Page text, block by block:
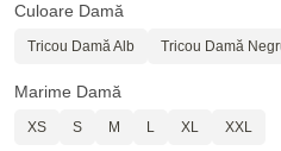
Culoare Damă
Tricou Damă Alb Tricou Damă
Marime Damă
XS S M L XL XXL